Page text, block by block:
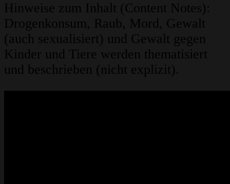
H inweise zum Inhalt (Content Notes):
Drogenkonsum, Raub, Mord, Gewalt
(auch sexualisiert) und Gewalt gegen
Kinder und Tiere werden thematisiert
und beschrieben (nicht explizit).